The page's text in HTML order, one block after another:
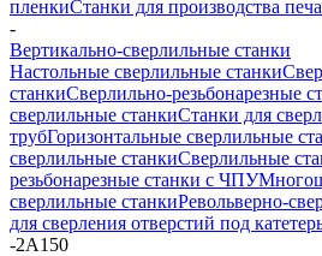
пленкиСтанки для производства
-
Вертикально-сверлильные станки
Настольные сверлильные станки
станкиСверлильно-резьбонарезные
сверлильные станкиСтанки для
трубГоризонтальные сверлильные
сверлильные станкиСверлильные
резьбонарезные станки с ЧПУ
сверлильные станкиРевольверно-
для сверления отверстий под
-2А150